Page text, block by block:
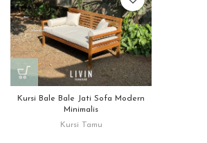
Kursi Bale Bale Jati Sofa Modern
Minimalis
Kursi Tamu